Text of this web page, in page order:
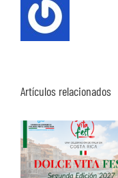
Artículos relacionados